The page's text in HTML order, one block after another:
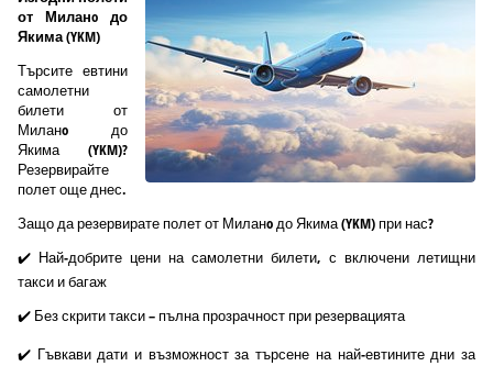
от Миланo до
Якима (YKM)
Търсите евтини
самолетни
билети от
Миланo до
Якима (YKM)?
Резервирайте
полет още днес.
Защо да резервирате полет от Миланo до Якима (YKM) при нас?
✔️ Най-добрите цени на самолетни билети, с включени летищни
такси и багаж
✔️ Без скрити такси – пълна прозрачност при резервацията
✔️ Гъвкави дати и възможност за търсене на най-евтините дни за